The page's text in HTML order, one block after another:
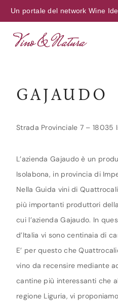
Un portale del network Wine
GAJAUDO
Strada Provinciale 7 – 18035
L’azienda Gajaudo è un
Isolabona, in provincia di
Nella Guida vini di
più importanti produttori
cui l’azienda Gajaudo. In
d’Italia vi sono centinaia di
E’ per questo che
vino da recensire mediante
cantine più interessanti che
regione Liguria, vi